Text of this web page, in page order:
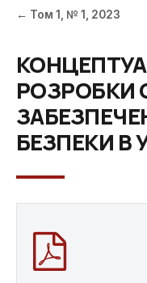
← Том 1, № 1, 2023
РОЗРОБКИ
БЕЗПЕКИ В